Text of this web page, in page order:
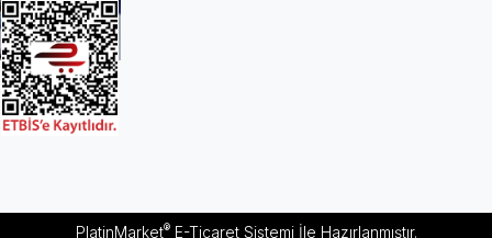
PlatinMarket®E-Ticaret Sistemiİle Hazırlanmıştır.